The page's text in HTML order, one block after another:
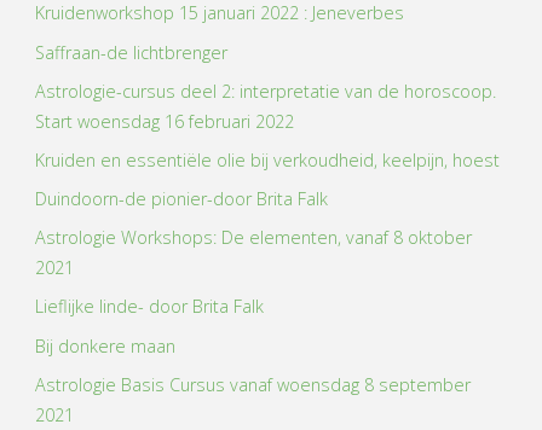
Kruidenworkshop 15 januari 2022 : Jeneverbes
Saffraan-de lichtbrenger
Astrologie-cursus deel 2: interpretatie van de horoscoop.
Start woensdag 16 februari 2022
Kruiden en essentiële olie bij verkoudheid, keelpijn, hoest
Duindoorn-de pionier-door Brita Falk
Astrologie Workshops: De elementen, vanaf 8 oktober
2021
Lieflijke linde- door Brita Falk
Bij donkere maan
Astrologie Basis Cursus vanaf woensdag 8 september
2021